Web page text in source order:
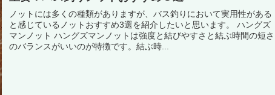
ノットには多くの種類がありますが、バス釣りにおいて実用性がある
と感じているノットおすすめ3選を紹介したいと思います。 ハングズ
マンノット ハングズマンノットは強度と結びやすさと結ぶ時間の短さ
のバランスがいいのが特徴です。結ぶ時...